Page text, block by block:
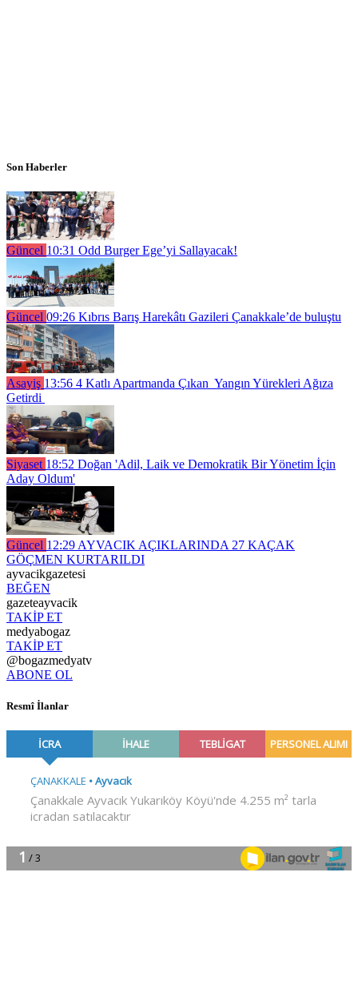
Son Haberler
Güncel 10:31 Odd Burger Ege’yi Sallayacak!
Güncel 09:26 Kıbrıs Barış Harekâtı Gazileri Çanakkale’de buluştu
Asayiş 13:56 4 Katlı Apartmanda Çıkan Yangın Yürekleri Ağıza
Getirdi
Siyaset 18:52 Doğan 'Adil, Laik ve Demokratik Bir Yönetim İçin
Aday Oldum'
Güncel 12:29 AYVACIK AÇIKLARINDA 27 KAÇAK
GÖÇMEN KURTARILDI
ayvacikgazetesi
BEĞEN
gazeteayvacik
TAKİP ET
medyabogaz
TAKİP ET
@bogazmedyatv
ABONE OL
Resmî İlanlar